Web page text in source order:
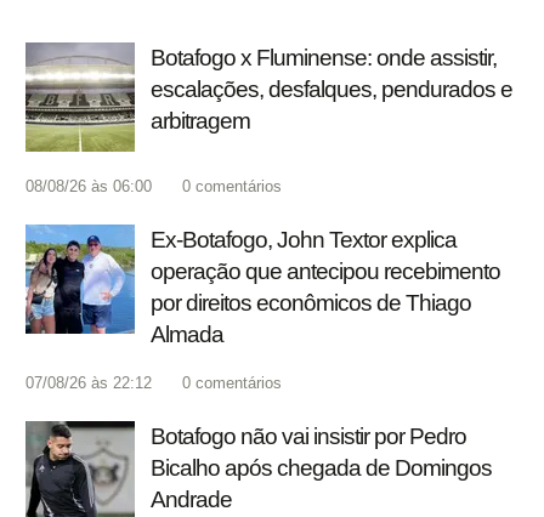
Botafogo x Fluminense: onde assistir,
escalações, desfalques, pendurados e
arbitragem
08/08/26 às 06:00 0 comentários
Ex-Botafogo, John Textor explica
operação que antecipou recebimento
por direitos econômicos de Thiago
Almada
07/08/26 às 22:12 0 comentários
Botafogo não vai insistir por Pedro
Bicalho após chegada de Domingos
Andrade